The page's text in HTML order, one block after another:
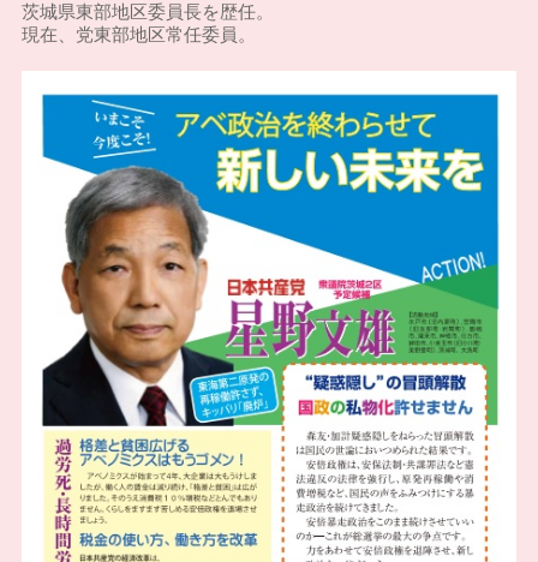
茨城県東部地区委員長を歴任。
現在、党東部地区常任委員。